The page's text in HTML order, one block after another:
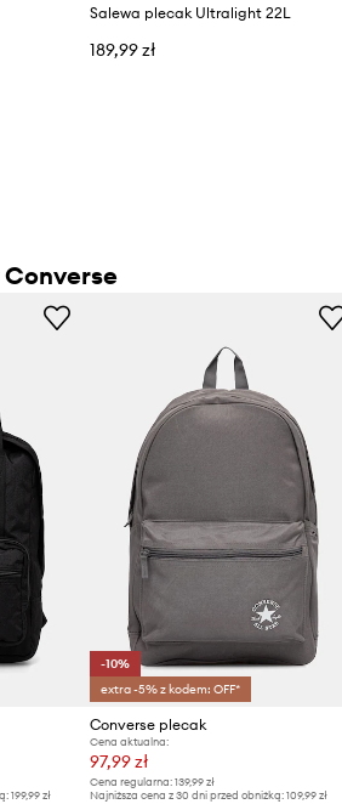
Salewa plecak Ultralight 22L
189,99 zł
199,99 zł
-10%
extra -5% z kodem: OFF*
Converse plecak
Cena aktualna:
97,99 zł
Cena regularna:139,99 zł
Najniższa cena z 30 dni przed obniżką:109,99 zł